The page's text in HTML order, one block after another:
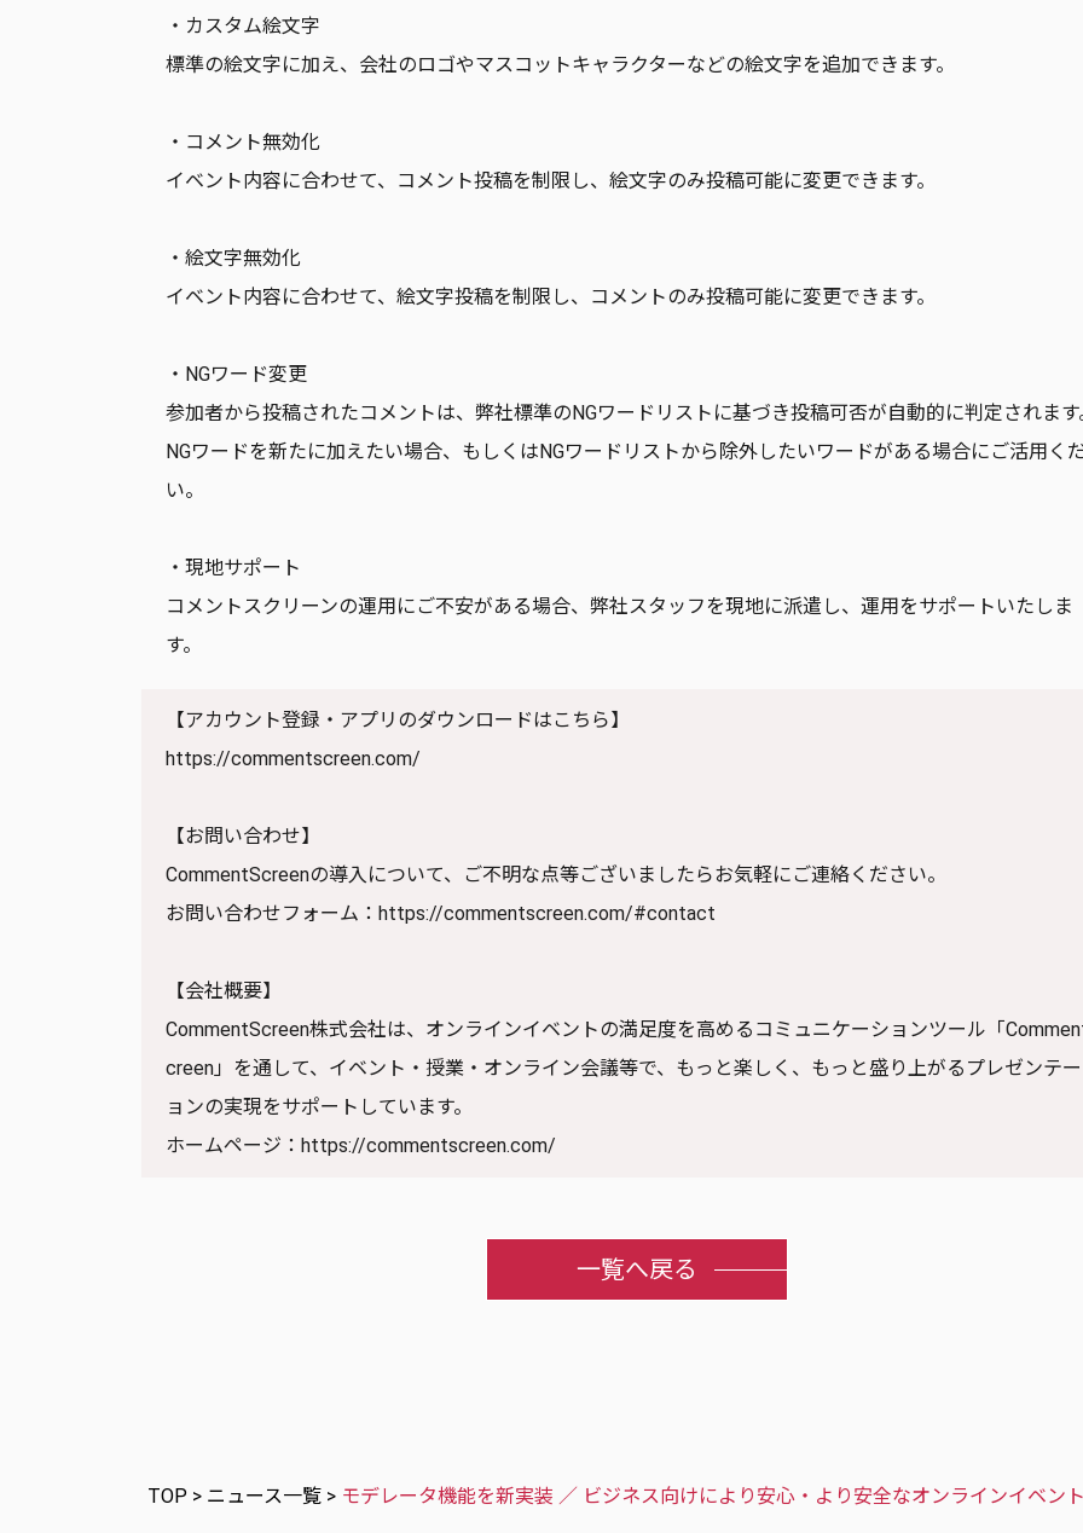
・カスタム絵文字
標準の絵文字に加え、会社のロゴやマスコットキャラクターなどの絵文字を追加できます。
・コメント無効化
イベント内容に合わせて、コメント投稿を制限し、絵文字のみ投稿可能に変更できます。
・絵文字無効化
イベント内容に合わせて、絵文字投稿を制限し、コメントのみ投稿可能に変更できます。
・NGワード変更
参加者から投稿されたコメントは、弊社標準のNGワードリストに基づき投稿可否が自動的に判定されます
NGワードを新たに加えたい場合、もしくはNGワードリストから除外したいワードがある場合にご活用く
い。
・現地サポート
コメントスクリーンの運用にご不安がある場合、弊社スタッフを現地に派遣し、運用をサポートいたしま
す。
【アカウント登録・アプリのダウンロードはこちら】
https://commentscreen.com/
【お問い合わせ】
CommentScreenの導入について、ご不明な点等ございましたらお気軽にご連絡ください。
お問い合わせフォーム：https://commentscreen.com/#contact
【会社概要】
CommentScreen株式会社は、オンラインイベントの満足度を高めるコミュニケーションツール「
creen」を通して、イベント・授業・オンライン会議等で、もっと楽しく、もっと盛り上がるプレゼンテ
ョンの実現をサポートしています。
ホームページ：https://commentscreen.com/
一覧へ戻る
TOP > ニュース一覧 > モデレータ機能を新実装 ／ ビジネス向けにより安心・より安全なオンラインイベン